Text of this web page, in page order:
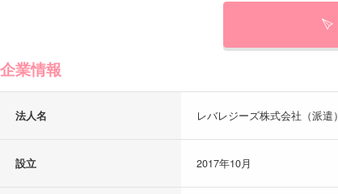
企業情報
法人名 レバレジーズ株式会社（派遣）
設立 2017年10月